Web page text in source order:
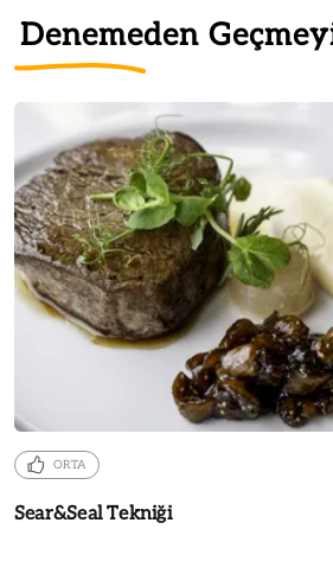
Denemeden
ORTA
Sear&Seal Tekniği